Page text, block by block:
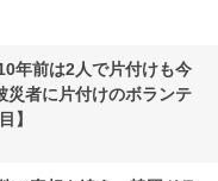
年前は2人で片付けも今
者に片付けのボランテ
】